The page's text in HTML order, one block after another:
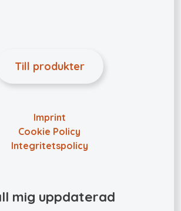
Till produkter
Imprint
Cookie Policy
Integritets­policy
mig uppdaterad